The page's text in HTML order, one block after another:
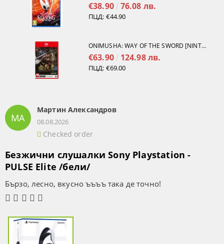
€38.90 76.08 лв.
ПЦД: €44.90
ONIMUSHA: WAY OF THE SWORD [NINTENDO SWITCH 2]
€63.90 124.98 лв.
ПЦД: €69.00
МА
Мартин Александров
08.08.2026
Checked order
Безжични слушалки Sony Playstation -
PULSE Elite /бели/
Бързо, лесно, вкусно ъъъъ така де точно!